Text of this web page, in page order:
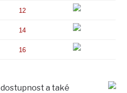
12
14
16
a také